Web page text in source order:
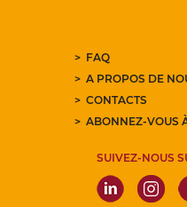
FAQ
A PROPOS DE
CONTACTS
ABONNEZ-VOUS
SUIVEZ-NOUS